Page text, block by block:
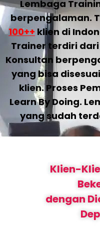
Lembaga
berpengalaman.
100++ klien di
Trainer terdiri
Konsultan
yang bisa
klien. Proses
Learn By Doing.
yang sudah
Klien-
dengan